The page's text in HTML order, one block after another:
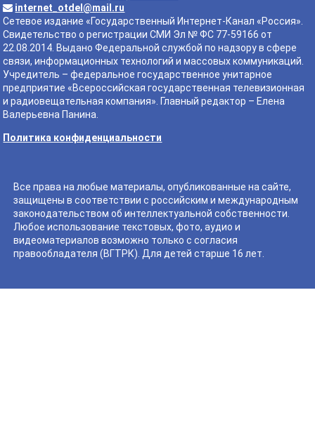
internet_otdel@mail.ru
Сетевое издание «Государственный Интернет-Канал «Россия».
Свидетельство о регистрации СМИ Эл № ФС 77-59166 от
22.08.2014. Выдано Федеральной службой по надзору в сфере
связи, информационных технологий и массовых коммуникаций.
Учредитель – федеральное государственное унитарное
предприятие «Всероссийская государственная телевизионная
и радиовещательная компания». Главный редактор – Елена
Валерьевна Панина.
Политика конфиденциальности
Все права на любые материалы, опубликованные на сайте,
защищены в соответствии с российским и международным
законодательством об интеллектуальной собственности.
Любое использование текстовых, фото, аудио и
видеоматериалов возможно только с согласия
правообладателя (ВГТРК). Для детей старше 16 лет.